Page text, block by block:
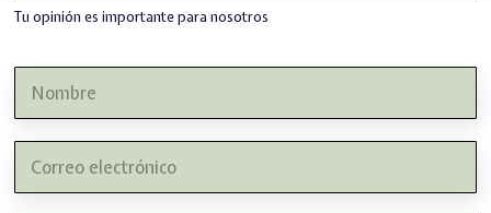
Tu opinión es importante para nosotros